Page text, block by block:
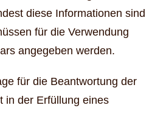
diese Informationen sind
für die Verwendung
angegeben werden.
für die Beantwortung der
in der Erfüllung eines